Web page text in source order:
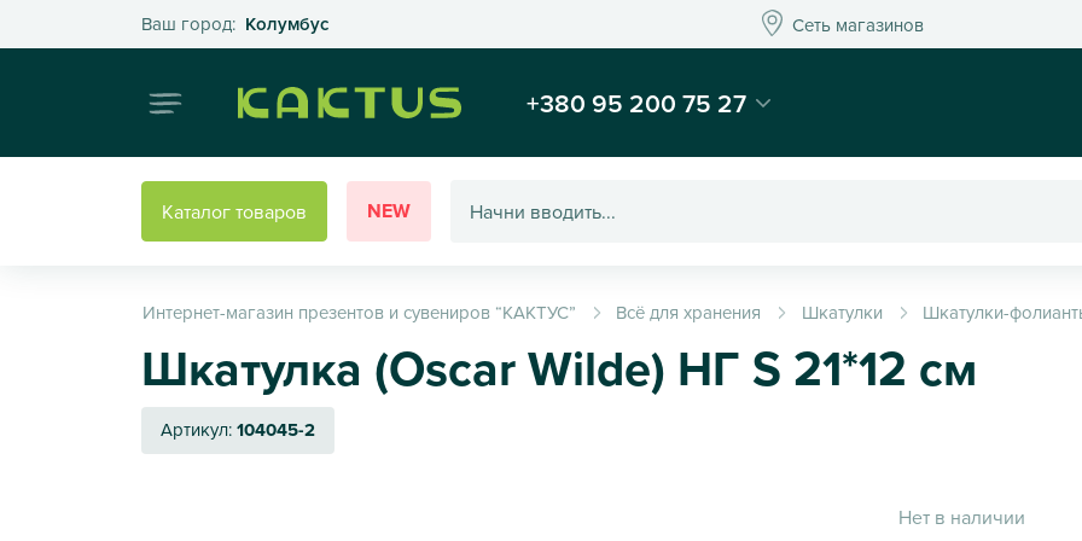
Ваш город: КолумбусВыберите свой город Сеть магазиновСеть магазинов
Интернет-магазин подарков и декора - Kaktus
+380 95 200 75 27
Каталог товаров NEW
Интернет-магазин презентов и сувениров “КАКТУС” Всё для хранения Шкатулки Шкатулки-
Шкатулка (Oscar Wilde) НГ S 21*12 см
Артикул:104045-2
Нет в наличии